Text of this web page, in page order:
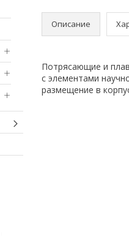
Описание
Потрясающие и
с элементами
размещение в